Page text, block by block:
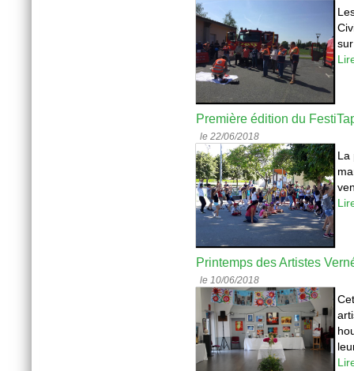
Première édition du
le 22/06/2018
La
Printemps des Artistes
le 10/06/2018